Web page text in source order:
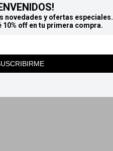
novedades y ofertas especiales.
10% off en tu primera compra.